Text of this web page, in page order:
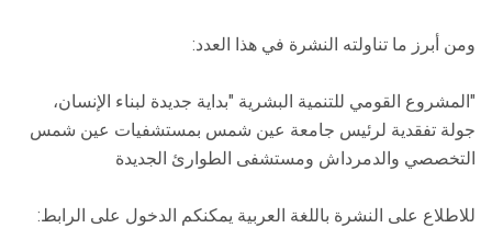
ومن أبرز ما تناولته النشرة في هذا العدد:
"المشروع القومي للتنمية البشرية "بداية جديدة لبناء الإنسان،
جولة تفقدية لرئيس جامعة عين شمس بمستشفيات عين شمس
التخصصي والدمرداش ومستشفى الطوارئ الجديدة
للاطلاع على النشرة باللغة العربية يمكنكم الدخول على الرابط: